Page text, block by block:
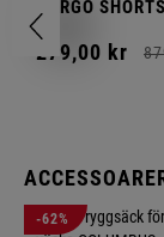
CARGO SHORTS
279,00 kr
-62%